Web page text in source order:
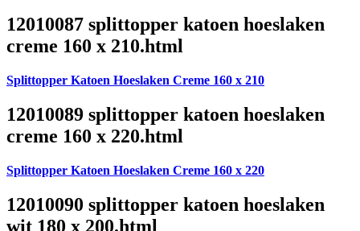
12010087 splittopper katoen hoeslaken
creme 160 x 210.html
Splittopper Katoen Hoeslaken Creme 160 x 210
12010089 splittopper katoen hoeslaken
creme 160 x 220.html
Splittopper Katoen Hoeslaken Creme 160 x 220
12010090 splittopper katoen hoeslaken
wit 180 x 200.html